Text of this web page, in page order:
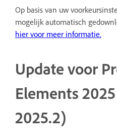
Op basis van uw
mogelijk automatisch
hier voor meer informatie.
Update voor
Elements
2025.2)